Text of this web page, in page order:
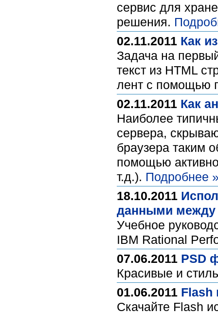
сервис для
решения.
02.11.2011 Как
Задача на
текст из HTML
лент с помощью
02.11.2011 Как
Наиболее
сервера,
браузера таким
помощью
т.д.). Подробнее
18.10.2011
данными между
Учебное
IBM Rational
07.06.2011 PSD
Красивые и
01.06.2011 Flash
Скачайте Flash